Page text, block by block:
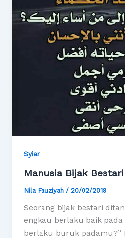
Syiar
Manusia Bijak Bestari
Nila Fauziyah / 20/02/2018
Seorang bijak bestari
engkau berlaku baik pada
berlaku buruk padamu?”